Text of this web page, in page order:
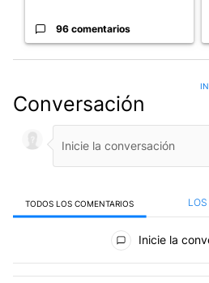
96 comentarios
Conversación
TODOS LOS COMENTARIOS
Todos los comentarios
Inicie la